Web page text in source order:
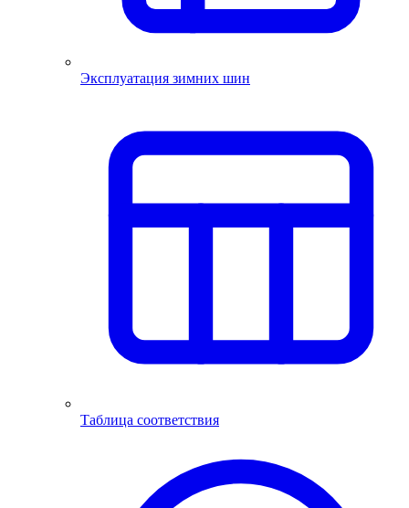
Эксплуатация зимних шин
Таблица соответствия